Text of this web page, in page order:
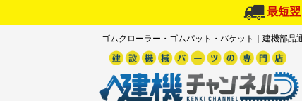
最短
ゴムクローラー・ゴムパット・バケット｜建機部品